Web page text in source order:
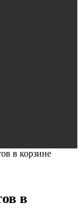
в корзине
в